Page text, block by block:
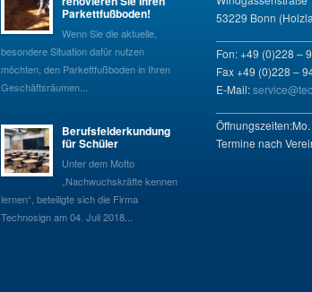
Parkettfußboden!
Wenn Sie die aktuelle,
besondere Situation dafür nutzen
möchten, den Parkettfußboden in Ihren
Geschäftsräumen...
Berufsfelderkundung
für Schüler
Unter dem Motto
„Nachwuchskräfte kennen
lernen“, beteiligte sich die Firma
Technosign am 04. Juli 2018...
53229 Bonn
Fon: +49 (0)228 –
Fax +49 (0)228 –
E-Mail:
Termine nach